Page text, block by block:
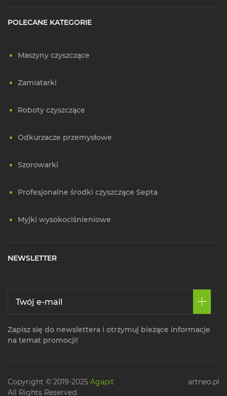
POLECANE KATEGORIE
Maszyny czyszczące
Zamiatarki
Roboty czyszczące
Odkurzacze przemysłowe
Szorowarki
Profesjonalne środki czyszczące Septa
Myjki wysokociśnieniowe
NEWSLETTER
Zapisz się do newslettera i otrzymuj bieżące informacje
na temat promocji!
Copyright © 2019-2025 Agapit
All Rights Reserved.
artneo.pl